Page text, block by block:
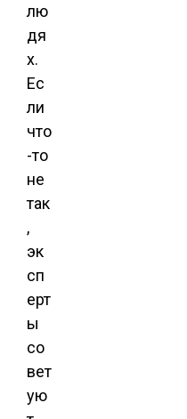
лю
дя
х.
Ес
ли
что
-то
не
так
,
эк
сп
ерт
ы
со
вет
ую